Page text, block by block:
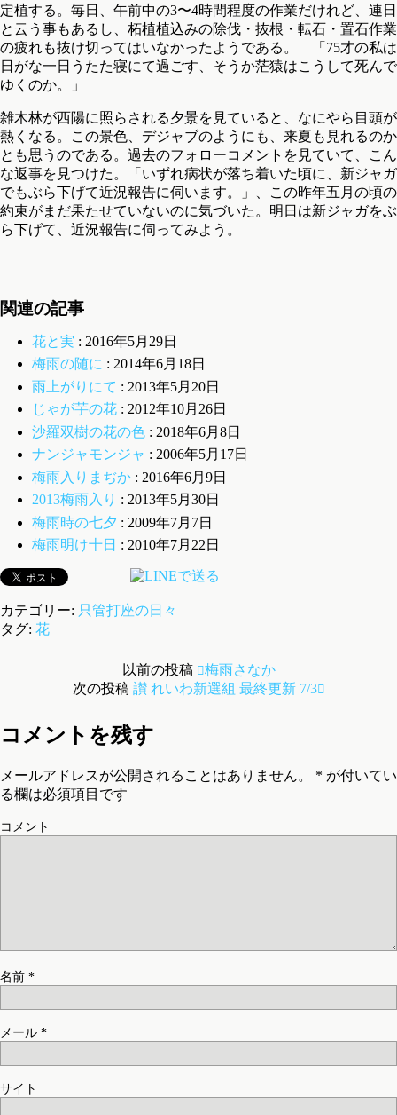
定植する。毎日、午前中の3〜4時間程度の作業だけれど、連日
と云う事もあるし、柘植植込みの除伐・抜根・転石・置石作業
の疲れも抜け切ってはいなかったようである。 「75才の私は
日がな一日うたた寝にて過ごす、そうか茫猿はこうして死んで
ゆくのか。」
雑木林が西陽に照らされる夕景を見ていると、なにやら目頭が
熱くなる。この景色、デジャブのようにも、来夏も見れるのか
とも思うのである。過去のフォローコメントを見ていて、こん
な返事を見つけた。「いずれ病状が落ち着いた頃に、新ジャガ
でもぶら下げて近況報告に伺います。」、この昨年五月の頃の
約束がまだ果たせていないのに気づいた。明日は新ジャガをぶ
ら下げて、近況報告に伺ってみよう。
関連の記事
花と実 : 2016年5月29日
梅雨の随に : 2014年6月18日
雨上がりにて : 2013年5月20日
じゃが芋の花: 2012年10月26日
沙羅双樹の花の色: 2018年6月8日
ナンジャモンジャ : 2006年5月17日
梅雨入りまぢか: 2016年6月9日
2013梅雨入り : 2013年5月30日
梅雨時の七夕 : 2009年7月7日
梅雨明け十日 : 2010年7月22日
カテゴリー: 只管打座の日々
タグ: 花
以前の投稿
梅雨さなか
次の投稿 讃 れいわ新選組 最終更新 7/3
コメントを残す
メールアドレスが公開されることはありません。 * が付いてい
る欄は必須項目です
コメント
名前 *
メール *
サイト